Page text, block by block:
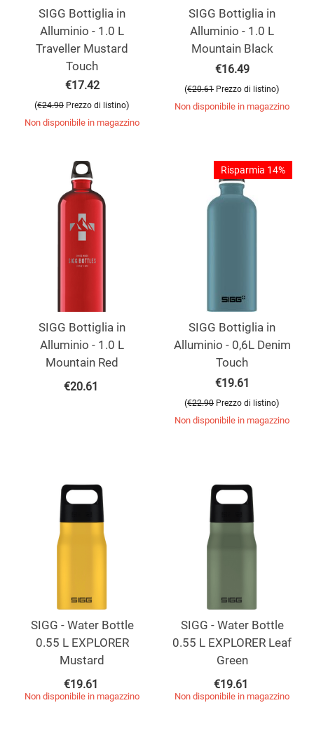
SIGG Bottiglia in
Alluminio - 1.0 L
Traveller Mustard
Touch
€17.42
(€24.90 Prezzo di listino)
Non disponibile in magazzino
SIGG Bottiglia in
Alluminio - 1.0 L
Mountain Black
€16.49
(€20.61 Prezzo di listino)
Non disponibile in magazzino
SIGG Bottiglia in
Alluminio - 1.0 L
Mountain Red
€20.61
Risparmia 14%
SIGG Bottiglia in
Alluminio - 0,6L Denim
Touch
€19.61
(€22.90 Prezzo di listino)
Non disponibile in magazzino
SIGG - Water Bottle
0.55 L EXPLORER
Mustard
€19.61
Non disponibile in magazzino
SIGG - Water Bottle
0.55 L EXPLORER Leaf
Green
€19.61
Non disponibile in magazzino